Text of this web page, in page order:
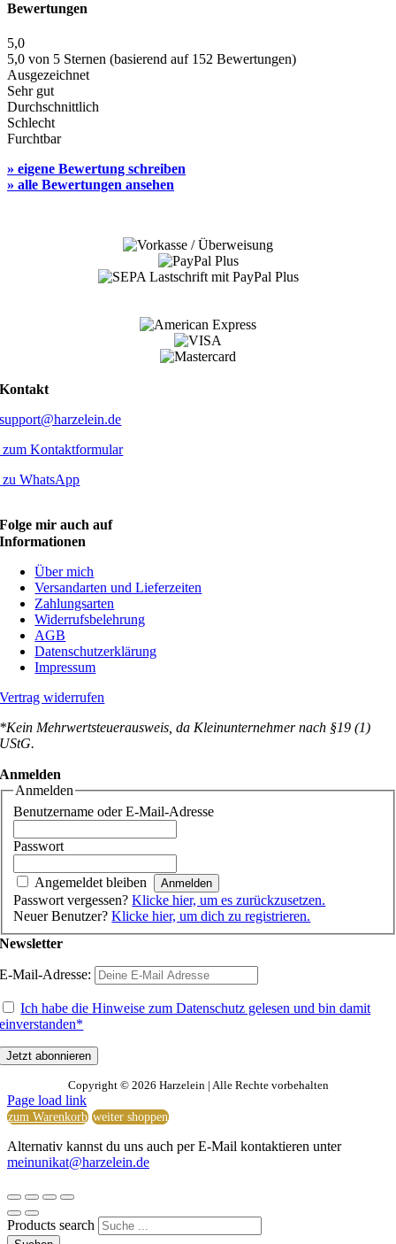
Bewertungen
5,0
5,0 von 5 Sternen (basierend auf 152 Bewertungen)
Ausgezeichnet
Sehr gut
Durchschnittlich
Schlecht
Furchtbar
» eigene Bewertung schreiben
» alle Bewertungen ansehen
Kontakt
support@harzelein.de
zum Kontaktformular
zu WhatsApp
Folge mir auch auf
Informationen
Über mich
Versandarten und Lieferzeiten
Zahlungsarten
Widerrufsbelehrung
AGB
Datenschutzerklärung
Impressum
Vertrag widerrufen
*Kein Mehrwertsteuerausweis, da Kleinunternehmer nach §19 (1)
UStG.
Anmelden
Anmelden
Benutzername oder E-Mail-Adresse
Passwort
Angemeldet bleiben
Passwort vergessen?Klicke hier, um es zurückzusetzen.
Neuer Benutzer?Klicke hier, um dich zu registrieren.
Newsletter
E-Mail-Adresse:
Ich habe die Hinweise zum Datenschutz gelesen und bin damit
einverstanden*
Copyright © 2026 Harzelein | Alle Rechte vorbehalten
Page load link
zum Warenkorb weiter shoppen
Alternativ kannst du uns auch per E-Mail kontaktieren unter
meinunikat@harzelein.de
Products search